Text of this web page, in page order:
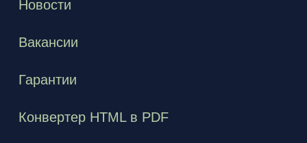
Новости
Вакансии
Гарантии
Конвертер HTML в PDF